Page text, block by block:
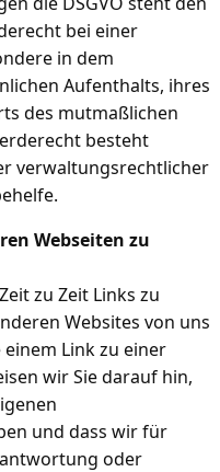
bei einer
in dem
Aufenthalts, ihres
des mutmaßlichen
besteht
verwaltungsrechtlicher
Webseiten zu
zu Zeit Links zu
Websites von uns
Link zu einer
wir Sie darauf hin,
und dass wir für
oder